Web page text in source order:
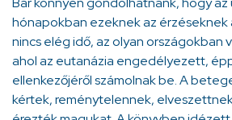
hónapokban ezeknek az érzéseknek
nincs elég idő, az olyan országokban
ahol az eutanázia engedélyezett,
ellenkezőjéről számolnak be. A
kértek, reménytelennek,